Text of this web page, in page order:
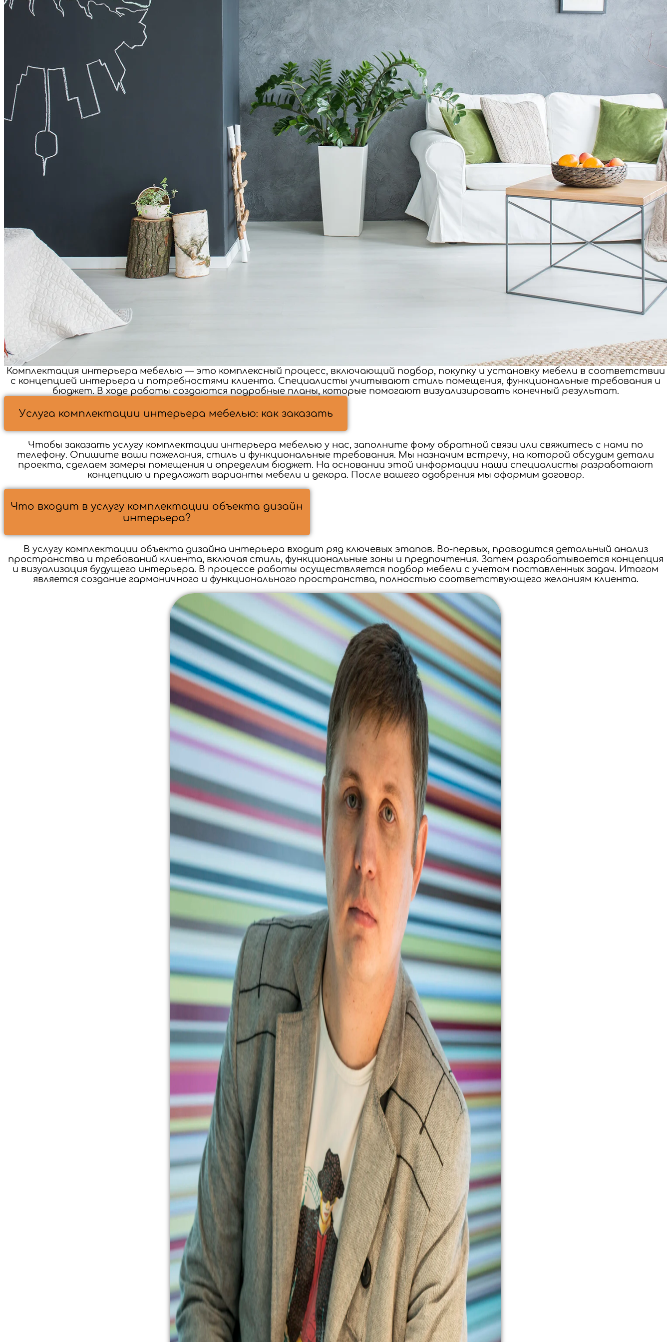
Комплектация интерьера мебелью — это комплексный процесс, включающий подбор, покупку и установку мебели в соответствии
с концепцией интерьера и потребностями клиента. Специалисты учитывают стиль помещения, функциональные требования и
бюджет. В ходе работы создаются подробные планы, которые помогают визуализировать конечный результат.
Услуга комплектации интерьера мебелью: как заказать
Чтобы заказать услугу комплектации интерьера мебелью у нас, заполните фому обратной связи или свяжитесь с нами по
телефону. Опишите ваши пожелания, стиль и функциональные требования. Мы назначим встречу, на которой обсудим детали
проекта, сделаем замеры помещения и определим бюджет. На основании этой информации наши специалисты разработают
концепцию и предложат варианты мебели и декора. После вашего одобрения мы оформим договор.
Что входит в услугу комплектации объекта дизайн
интерьера?
В услугу комплектации объекта дизайна интерьера входит ряд ключевых этапов. Во-первых, проводится детальный анализ
пространства и требований клиента, включая стиль, функциональные зоны и предпочтения. Затем разрабатывается концепция
и визуализация будущего интерьера. В процессе работы осуществляется подбор мебели с учетом поставленных задач. Итогом
является создание гармоничного и функционального пространства, полностью соответствующего желаниям клиента.